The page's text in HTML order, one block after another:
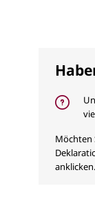
Möchten
anklicken.